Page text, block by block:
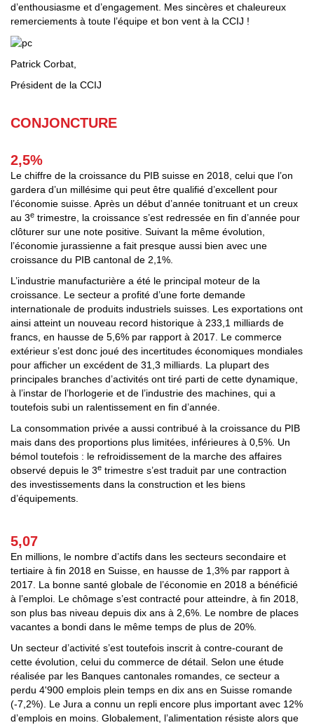
d’enthousiasme et d’engagement. Mes sincères et chaleureux
remerciements à toute l’équipe et bon vent à la CCIJ !
Patrick Corbat,
Président de la CCIJ
CONJONCTURE
2,5%
Le chiffre de la croissance du PIB suisse en 2018, celui que l’on
gardera d’un millésime qui peut être qualifié d’excellent pour
l’économie suisse. Après un début d’année tonitruant et un creux
au 3e trimestre, la croissance s’est redressée en fin d’année pour
clôturer sur une note positive. Suivant la même évolution,
l’économie jurassienne a fait presque aussi bien avec une
croissance du PIB cantonal de 2,1%.
L’industrie manufacturière a été le principal moteur de la
croissance. Le secteur a profité d’une forte demande
internationale de produits industriels suisses. Les exportations ont
ainsi atteint un nouveau record historique à 233,1 milliards de
francs, en hausse de 5,6% par rapport à 2017. Le commerce
extérieur s’est donc joué des incertitudes économiques mondiales
pour afficher un excédent de 31,3 milliards. La plupart des
principales branches d’activités ont tiré parti de cette dynamique,
à l’instar de l’horlogerie et de l’industrie des machines, qui a
toutefois subi un ralentissement en fin d’année.
La consommation privée a aussi contribué à la croissance du PIB
mais dans des proportions plus limitées, inférieures à 0,5%. Un
bémol toutefois : le refroidissement de la marche des affaires
observé depuis le 3e trimestre s’est traduit par une contraction
des investissements dans la construction et les biens
d’équipements.
5,07
En millions, le nombre d’actifs dans les secteurs secondaire et
tertiaire à fin 2018 en Suisse, en hausse de 1,3% par rapport à
2017. La bonne santé globale de l’économie en 2018 a bénéficié
à l’emploi. Le chômage s’est contracté pour atteindre, à fin 2018,
son plus bas niveau depuis dix ans à 2,6%. Le nombre de places
vacantes a bondi dans le même temps de plus de 20%.
Un secteur d’activité s’est toutefois inscrit à contre-courant de
cette évolution, celui du commerce de détail. Selon une étude
réalisée par les Banques cantonales romandes, ce secteur a
perdu 4'900 emplois plein temps en dix ans en Suisse romande
(-7,2%). Le Jura a connu un repli encore plus important avec 12%
d’emplois en moins. Globalement, l’alimentation résiste alors que